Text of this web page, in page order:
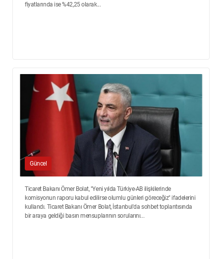
fiyatlarında ise %42,25 olarak...
Güncel
Ticaret Bakanı Ömer Bolat, "Yeni yılda Türkiye-AB ilişkilerinde
komisyonun raporu kabul edilirse olumlu günleri göreceğiz" ifadelerini
kullandı. Ticaret Bakanı Ömer Bolat, İstanbul'da sohbet toplantısında
bir araya geldiği basın mensuplarının sorularını...